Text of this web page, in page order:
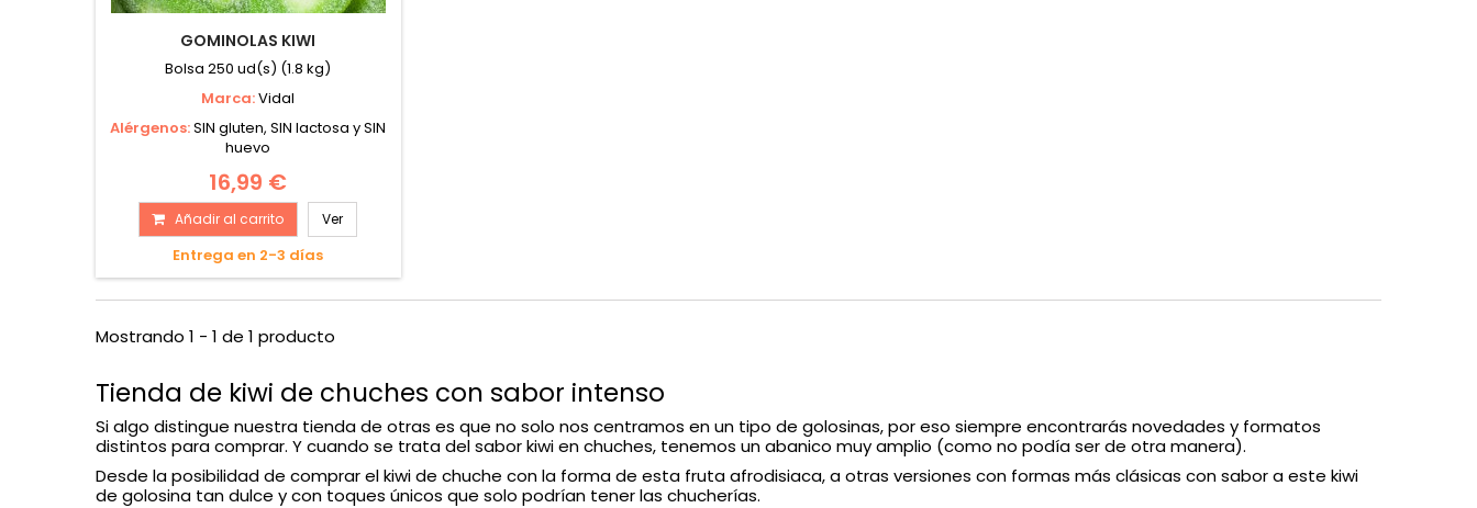
GOMINOLAS KIWI
Bolsa 250 ud(s) (1.8 kg)
Marca:Vidal
Alérgenos:SIN gluten, SIN lactosa y SIN
huevo
16,99 €
Añadir al carrito Ver
Entrega en 2-3 días
Mostrando 1 - 1 de 1 producto
Tienda de kiwi de chuches con sabor intenso
Si algo distingue nuestra tienda de otras es que no solo nos centramos en un tipo de golosinas, por eso siempre encontrarás novedades y formatos
distintos para comprar. Y cuando se trata del sabor kiwi en chuches, tenemos un abanico muy amplio (como no podía ser de otra manera).
Desde la posibilidad de comprar el kiwi de chuche con la forma de esta fruta afrodisiaca, a otras versiones con formas más clásicas con sabor a este kiwi
de golosina tan dulce y con toques únicos que solo podrían tener las chucherías.